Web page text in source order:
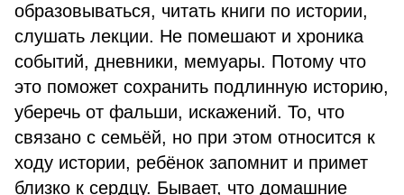
образовываться, читать книги по истории,
слушать лекции. Не помешают и хроника
событий, дневники, мемуары. Потому что
это поможет сохранить подлинную историю,
уберечь от фальши, искажений. То, что
связано с семьёй, но при этом относится к
ходу истории, ребёнок запомнит и примет
близко к сердцу. Бывает, что домашние